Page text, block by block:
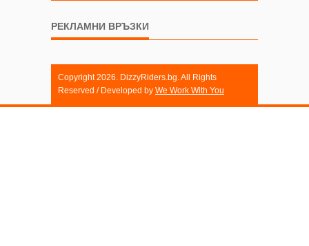
РЕКЛАМНИ ВРЪЗКИ
Copyright 2026. DizzyRiders.bg. All Rights
Reserved / Developed by We Work With You